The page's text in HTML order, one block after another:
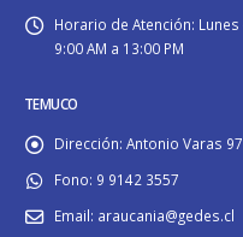
Horario de Atención:
9:00 AM a 13:00 PM
TEMUCO
Dirección: Antonio Varas
Fono: 9 9142 3557
Email: araucania@gedes.cl